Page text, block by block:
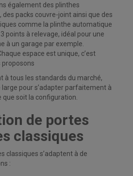
packs couvre-joint ainsi que des
comme la plinthe automatique
points à relevage, idéal pour une
à un garage par exemple.
proposons
à tous les standards du marché,
pour s’adapter parfaitement à
que soit la configuration.
de portes
classiques
classiques s’adaptent à de
: